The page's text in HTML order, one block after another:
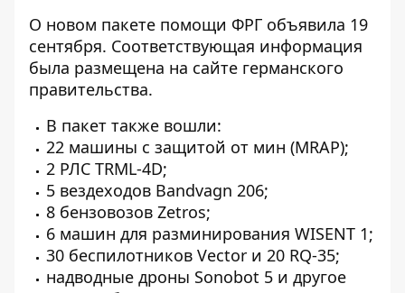
О новом пакете помощи ФРГ объявила 19
сентября. Соответствующая информация
была размещена на сайте германского
правительства.
В пакет также вошли:
22 машины с защитой от мин (MRAP);
2 РЛС TRML-4D;
5 вездеходов Bandvagn 206;
8 бензовозов Zetros;
6 машин для разминирования WISENT 1;
30 беспилотников Vector и 20 RQ-35;
надводные дроны Sonobot 5 и другое